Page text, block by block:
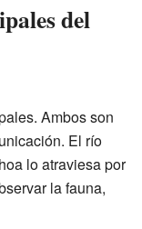
del
Ambos son
El río
lo atraviesa por
la fauna,